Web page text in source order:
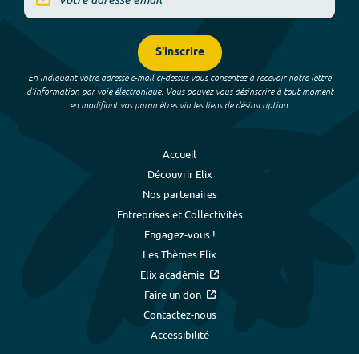
S'inscrire
En indiquant votre adresse e-mail ci-dessus vous consentez à recevoir notre lettre
d’information par voie électronique. Vous pouvez vous désinscrire à tout moment
en modifiant vos paramètres via les liens de désinscription.
Accueil
Découvrir Elix
Nos partenaires
Entreprises et Collectivités
Engagez-vous !
Les Thèmes Elix
Elix académie
Faire un don
Contactez-nous
Accessibilité